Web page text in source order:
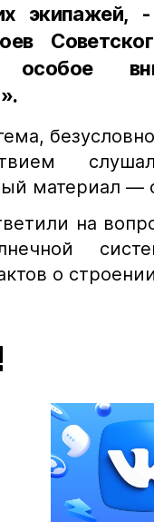
экипажей,
особое
материал —
на
о